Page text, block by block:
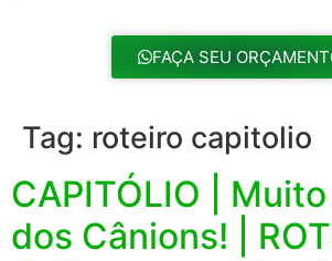
FAÇA SEU
Tag: roteiro capitolio
CAPITÓLIO |
dos Cânions! |